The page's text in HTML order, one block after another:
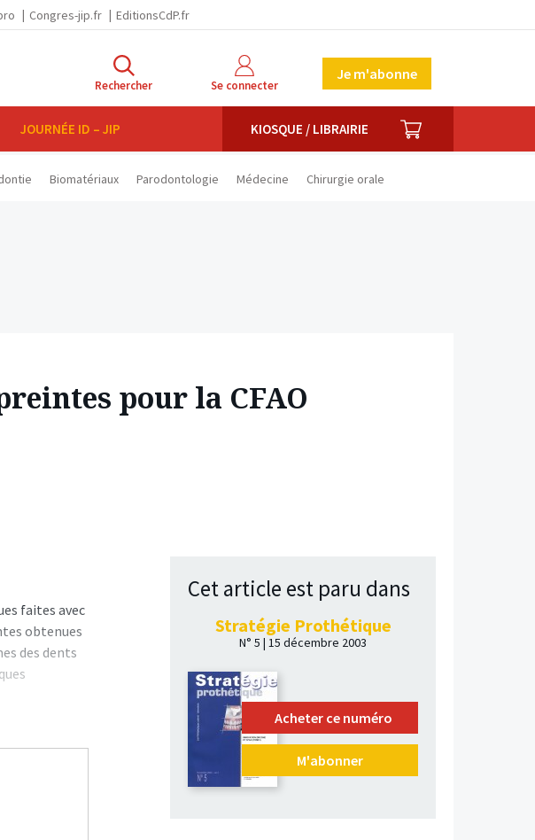
Congres-jip.fr EditionsCdP.fr
Rechercher Se connecter
Je m'abonne
JOURNÉE ID – JIP KIOSQUE / LIBRAIRIE PANIER
Biomatériaux Parodontologie Médecine Chirurgie orale
pour la CFAO
faites avec
obtenues
des dents
Cet article est paru dans
Stratégie Prothétique
N° 5 | 15 décembre 2003
Acheter ce numéro
M'abonner